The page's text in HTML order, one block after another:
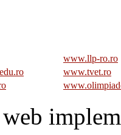
www.llp-ro.ro
www.tvet.ro